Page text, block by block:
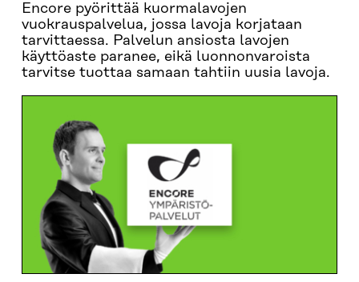
Encore pyörittää kuormalavojen
vuokrauspalvelua, jossa lavoja korjataan
tarvittaessa. Palvelun ansiosta lavojen
käyttöaste paranee, eikä luonnonvaroista
tarvitse tuottaa samaan tahtiin uusia lavoja.